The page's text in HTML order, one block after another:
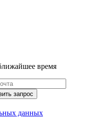
время
данных